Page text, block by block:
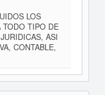
LOS
TODO TIPO DE
ASI
CONTABLE,